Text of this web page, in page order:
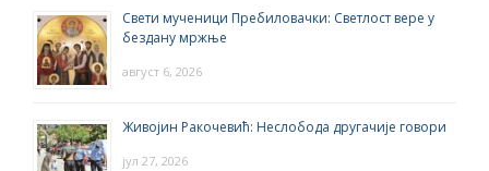
Свети мученици Пребиловачки: Светлост вере у
бездану мржње
август 6, 2026
Живојин Ракочевић: Неслобода другачије говори
јул 27, 2026